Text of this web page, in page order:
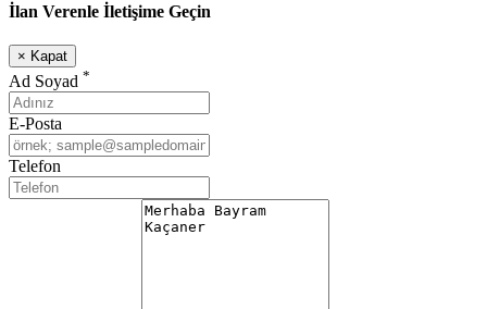
İlan Verenle İletişime Geçin
× Kapat
Ad Soyad *
E-Posta
Telefon